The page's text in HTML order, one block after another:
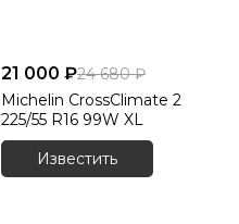
21 000 ₽24 680 ₽
Michelin CrossClimate 2
225/55 R16 99W XL
Известить